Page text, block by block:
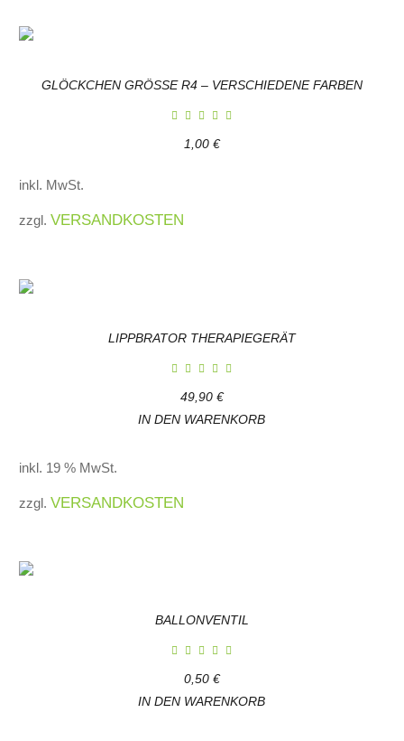
GLÖCKCHEN GRÖSSE R4 – VERSCHIEDENE FARBEN
1,00 €
inkl. MwSt.
zzgl.VERSANDKOSTEN
LIPPBRATOR THERAPIEGERÄT
49,90 €
IN DEN WARENKORB
inkl. 19 % MwSt.
zzgl.VERSANDKOSTEN
BALLONVENTIL
0,50 €
IN DEN WARENKORB